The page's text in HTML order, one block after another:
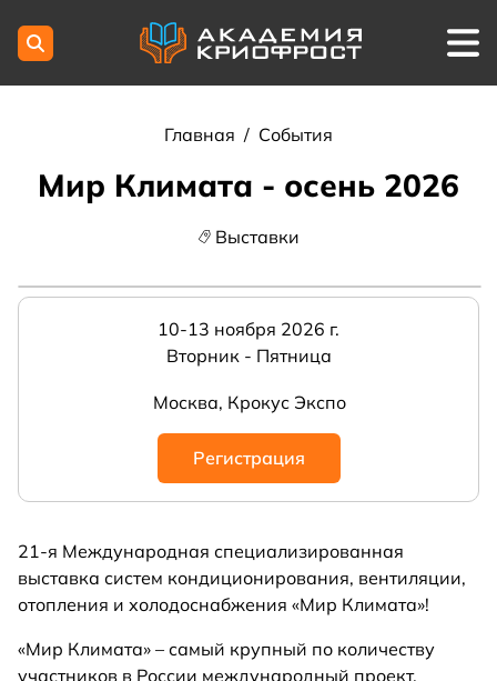
Главная / События
Мир Климата - осень 2026
Выставки
10-13 ноября 2026 г.
Вторник - Пятница
Москва, Крокус Экспо
Регистрация
21-я Международная специализированная
выставка систем кондиционирования, вентиляции,
отопления и холодоснабжения «Мир Климата»!
«Мир Климата» – самый крупный по количеству
участников в России международный проект,